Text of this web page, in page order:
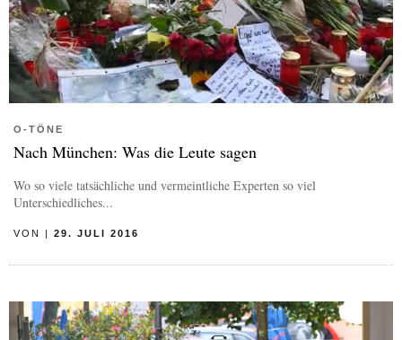
O-TÖNE
Nach München: Was die Leute sagen
Wo so viele tatsächliche und vermeintliche Experten so viel
Unterschiedliches...
VON | 29. JULI 2016